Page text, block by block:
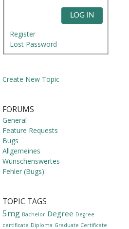
LOG IN
Register
Lost Password
Create New Topic
FORUMS
General
Feature Requests
Bugs
Allgemeines
Wünschenswertes
Fehler (Bugs)
TOPIC TAGS
5mg Bachelor Degree Degree
certificate Diploma Graduate Certificate